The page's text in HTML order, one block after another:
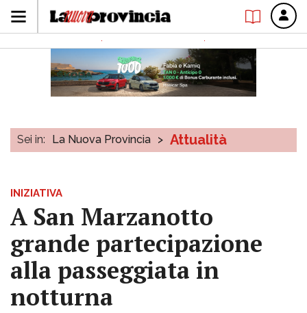
Sei in: La Nuova Provincia > Attualità
INIZIATIVA
A San Marzanotto
grande partecipazione
alla passeggiata in
notturna